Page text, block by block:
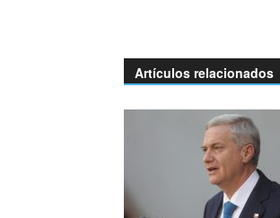
Artículos relacionados